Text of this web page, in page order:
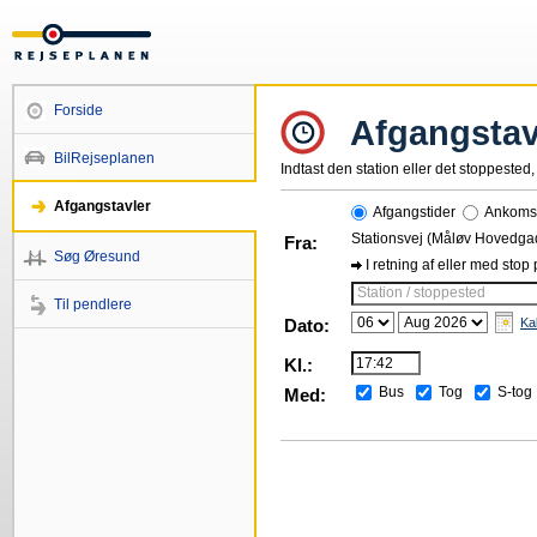
Forside
BilRejseplanen
Afgangstavler
Søg Øresund
Til pendlere
Indtast den station eller det
Afgangstider
Fra:
Stationsvej (Måløv
I retning af eller med stop
Station / stoppested
Dato:
Kl.:
Med:
Bus Tog S-tog